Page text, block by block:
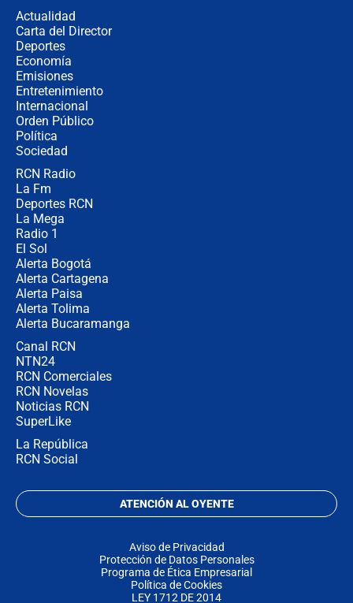
Actualidad
Carta del Director
Deportes
Economía
Emisiones
Entretenimiento
Internacional
Orden Público
Política
Sociedad
RCN Radio
La Fm
Deportes RCN
La Mega
Radio 1
El Sol
Alerta Bogotá
Alerta Cartagena
Alerta Paisa
Alerta Tolima
Alerta Bucaramanga
Canal RCN
NTN24
RCN Comerciales
RCN Novelas
Noticias RCN
SuperLike
La República
RCN Social
ATENCIÓN AL OYENTE
Aviso de Privacidad
Protección de Datos Personales
Programa de Ética Empresarial
Política de Cookies
LEY 1712 DE 2014